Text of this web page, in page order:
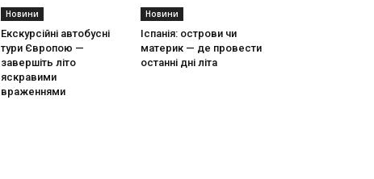
Новини
Екскурсійні автобусні
тури Європою —
завершіть літо
яскравими
враженнями
Новини
Іспанія: острови чи
материк — де провести
останні дні літа